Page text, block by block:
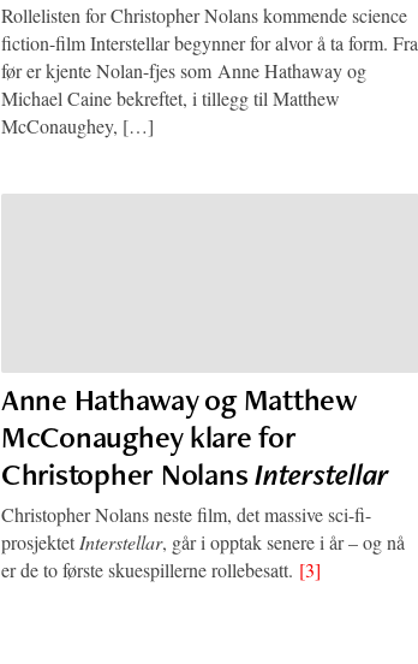
Rollelisten for Christopher Nolans kommende science
fiction-film Interstellar begynner for alvor å ta form. Fra
før er kjente Nolan-fjes som Anne Hathaway og
Michael Caine bekreftet, i tillegg til Matthew
McConaughey, […]
Anne Hathaway og Matthew
McConaughey klare for
Christopher NolansInterstellar
Christopher Nolans neste film, det massive sci-fi-
prosjektet Interstellar, går i opptak senere i år – og nå
er de to første skuespillerne rollebesatt. [3]